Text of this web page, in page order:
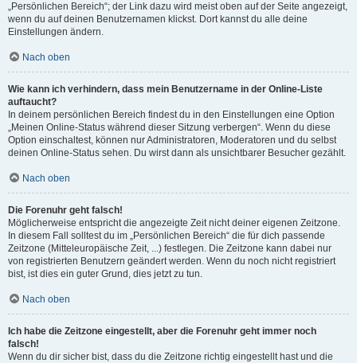
„Persönlichen Bereich“; der Link dazu wird meist oben auf der Seite angezeigt,
wenn du auf deinen Benutzernamen klickst. Dort kannst du alle deine
Einstellungen ändern.
Nach oben
Wie kann ich verhindern, dass mein Benutzername in der Online-Liste
auftaucht?
In deinem persönlichen Bereich findest du in den Einstellungen eine Option
„Meinen Online-Status während dieser Sitzung verbergen“. Wenn du diese
Option einschaltest, können nur Administratoren, Moderatoren und du selbst
deinen Online-Status sehen. Du wirst dann als unsichtbarer Besucher gezählt.
Nach oben
Die Forenuhr geht falsch!
Möglicherweise entspricht die angezeigte Zeit nicht deiner eigenen Zeitzone.
In diesem Fall solltest du im „Persönlichen Bereich“ die für dich passende
Zeitzone (Mitteleuropäische Zeit, ...) festlegen. Die Zeitzone kann dabei nur
von registrierten Benutzern geändert werden. Wenn du noch nicht registriert
bist, ist dies ein guter Grund, dies jetzt zu tun.
Nach oben
Ich habe die Zeitzone eingestellt, aber die Forenuhr geht immer noch
falsch!
Wenn du dir sicher bist, dass du die Zeitzone richtig eingestellt hast und die